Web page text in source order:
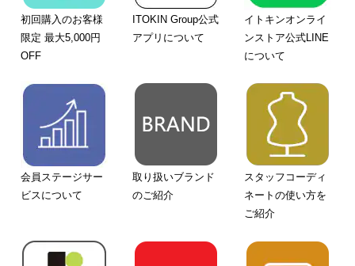
初回購入のお客様
限定 最大5,000円
OFF
ITOKIN Group公式
アプリについて
イトキンオンライ
ンストア公式LINE
について
会員ステージサー
ビスについて
取り扱いブランド
のご紹介
スタッフコーディ
ネートの使い方を
ご紹介